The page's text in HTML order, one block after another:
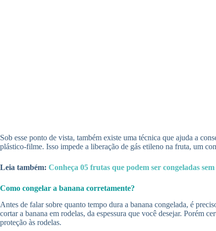
Sob esse ponto de vista, também existe uma técnica que ajuda a
plástico-filme. Isso impede a liberação de gás etileno na fruta, um
Leia também: Conheça 05 frutas que podem ser congeladas
Como congelar a banana corretamente?
Antes de falar sobre quanto tempo dura a banana congelada, é
cortar a banana em rodelas, da espessura que você desejar. Porém
proteção às rodelas.